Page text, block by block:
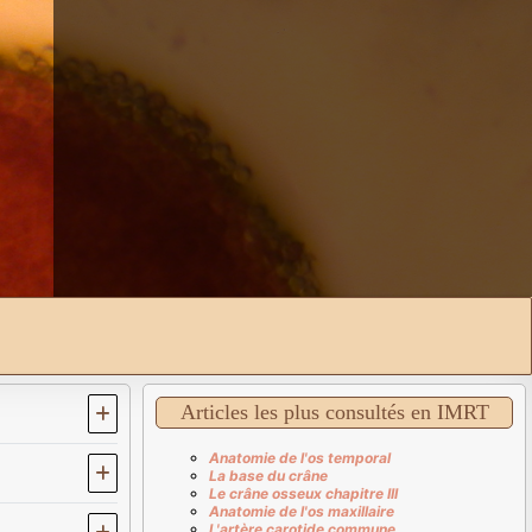
Articles les plus consultés en IMRT
Anatomie de l'os temporal
La base du crâne
Le crâne osseux chapitre III
Anatomie de l'os maxillaire